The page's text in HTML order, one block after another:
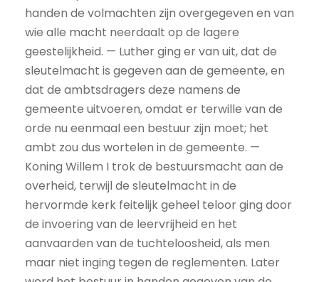
handen de volmachten zijn overgegeven en van
wie alle macht neerdaalt op de lagere
geestelijkheid. — Luther ging er van uit, dat de
sleutelmacht is gegeven aan de gemeente, en
dat de ambtsdragers deze namens de
gemeente uitvoeren, omdat er terwille van de
orde nu eenmaal een bestuur zijn moet; het
ambt zou dus wortelen in de gemeente. —
Koning Willem I trok de bestuursmacht aan de
overheid, terwijl de sleutelmacht in de
hervormde kerk feitelijk geheel teloor ging door
de invoering van de leervrijheid en het
aanvaarden van de tuchteloosheid, als men
maar niet inging tegen de reglementen. Later